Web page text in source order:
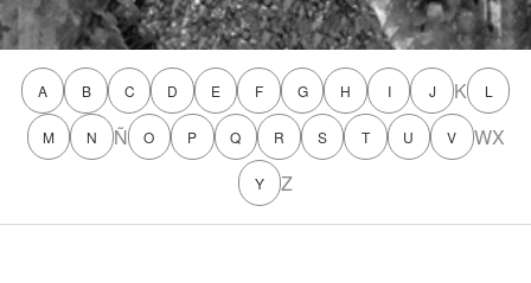
A B C D E F G H I J K L
M N Ñ O P Q R S T U V WX
Y Z